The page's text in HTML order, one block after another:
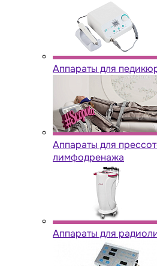
Аппараты для
Аппараты для
лимфодренажа
Аппараты для